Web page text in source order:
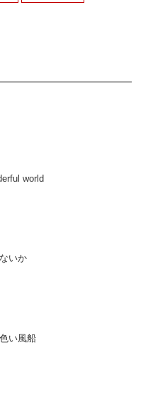
world
いか
い風船